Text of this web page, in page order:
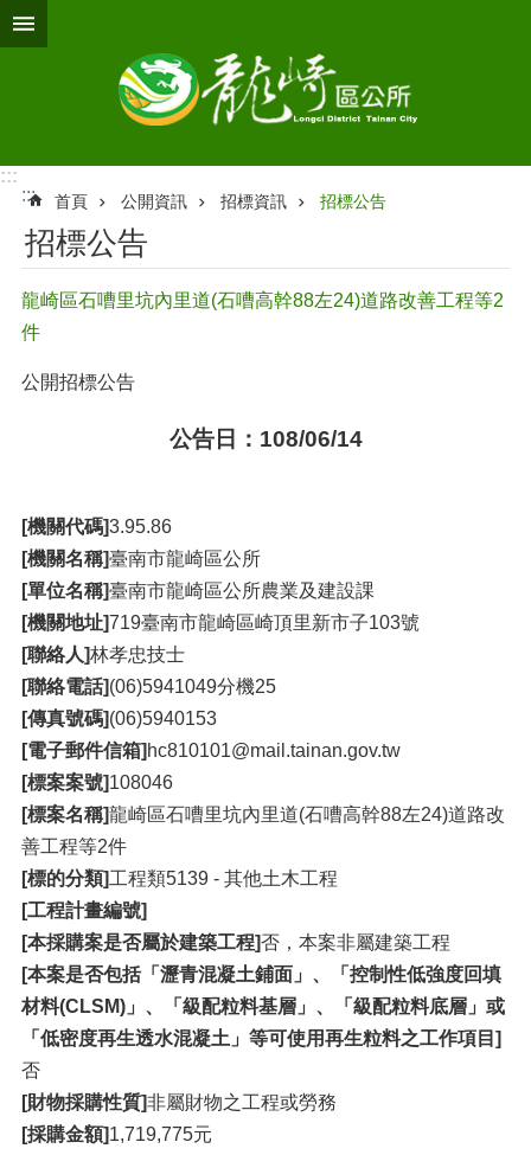
跳到主要內容區塊
:::
:::
首頁 公開資訊 招標資訊 招標公告
招標公告
龍崎區石嘈里坑內里道(石嘈高幹88左24)道路改善工程等2
件
公開招標公告
公告日：108/06/14
[機關代碼]3.95.86
[機關名稱]臺南市龍崎區公所
[單位名稱]臺南市龍崎區公所農業及建設課
[機關地址]719臺南市龍崎區崎頂里新市子103號
[聯絡人]林孝忠技士
[聯絡電話](06)5941049分機25
[傳真號碼](06)5940153
[電子郵件信箱] hc810101@mail.tainan.gov.tw
[標案案號]108046
[標案名稱]龍崎區石嘈里坑內里道(石嘈高幹88左24)道路改
善工程等2件
[標的分類]工程類5139 - 其他土木工程
[工程計畫編號]
[本採購案是否屬於建築工程]否，本案非屬建築工程
[本案是否包括「瀝青混凝土鋪面」、「控制性低強度回填
材料(CLSM)」、「級配粒料基層」、「級配粒料底層」或
「低密度再生透水混凝土」等可使用再生粒料之工作項目]
否
[財物採購性質]非屬財物之工程或勞務
[採購金額]1,719,775元